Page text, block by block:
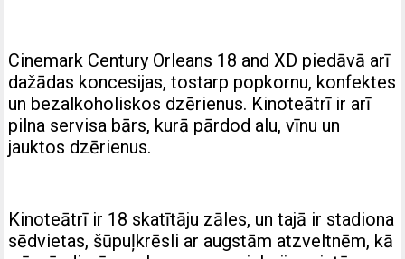
Cinemark Century Orleans 18 and XD piedāvā arī
dažādas koncesijas, tostarp popkornu, konfektes
un bezalkoholiskos dzērienus. Kinoteātrī ir arī
pilna servisa bārs, kurā pārdod alu, vīnu un
jauktos dzērienus.
Kinoteātrī ir 18 skatītāju zāles, un tajā ir stadiona
sēdvietas, šūpuļkrēsli ar augstām atzveltnēm, kā